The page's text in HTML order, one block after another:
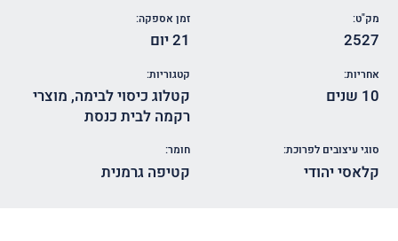
מק"ט:
2527
זמן אספקה:
21 יום
אחריות:
10 שנים
קטגוריות:
קטלוג כיסוי לבימה, מוצרי
רקמה לבית כנסת
סוגי עיצובים לפרוכת:
קלאסי יהודי
חומר:
קטיפה גרמנית